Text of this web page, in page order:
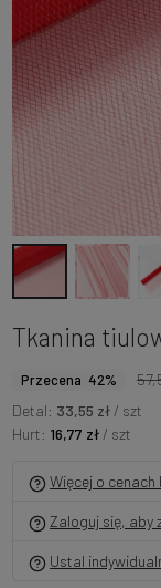
Tkanina
Przecena 42%
Detal: 33,55 zł/ szt
Hurt: 16,77 zł/ szt
Więcej o cenach
Zaloguj się, aby
Ustal